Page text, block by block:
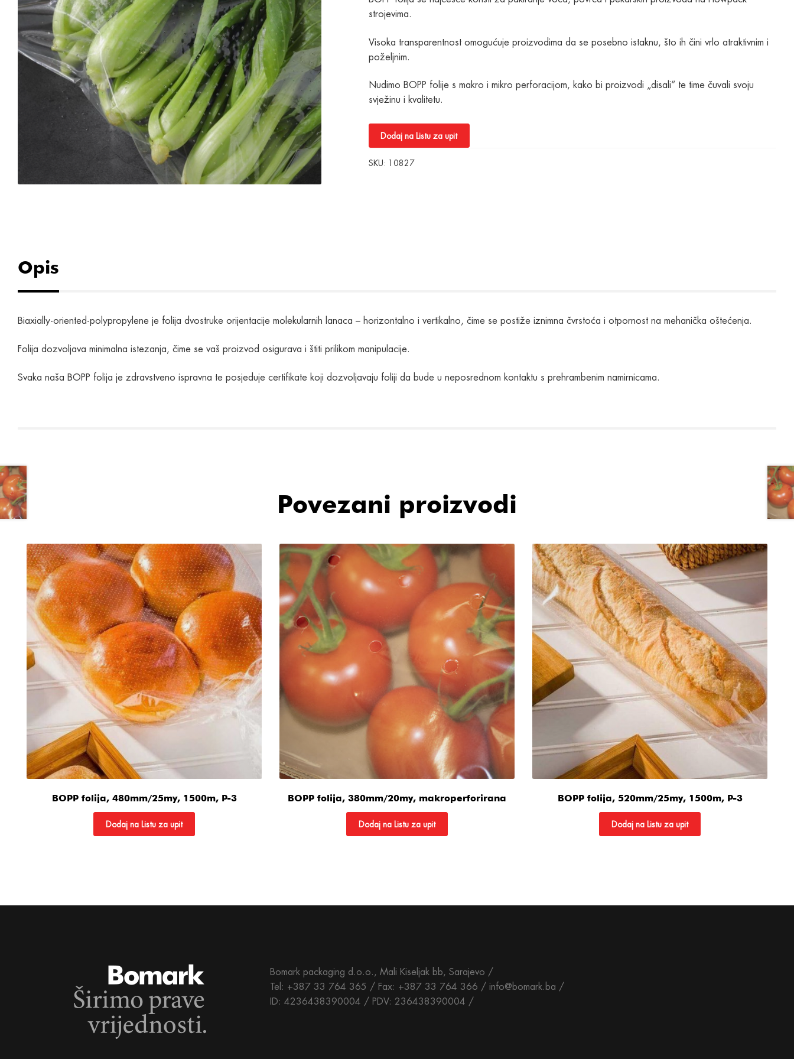
strojevima.
Visoka transparentnost omogućuje proizvodima da se posebno istaknu, što ih čini vrlo atraktivnim i
poželjnim.
Nudimo BOPP folije s makro i mikro perforacijom, kako bi proizvodi „disali“ te time čuvali svoju
svježinu i kvalitetu.
Dodaj na Listu za upit
SKU: 10827
Opis
Biaxially-oriented-polypropylene je folija dvostruke orijentacije molekularnih lanaca – horizontalno i vertikalno, čime se postiže iznimna čvrstoća i otpornost na mehanička oštećenja.
Folija dozvoljava minimalna istezanja, čime se vaš proizvod osigurava i štiti prilikom manipulacije.
Svaka naša BOPP folija je zdravstveno ispravna te posjeduje certifikate koji dozvoljavaju foliji da bude u neposrednom kontaktu s prehrambenim namirnicama.
Povezani proizvodi
BOPP folija, 480mm/25my, 1500m, P-3
Dodaj na Listu za upit
BOPP folija, 380mm/20my, makroperforirana
Dodaj na Listu za upit
BOPP folija, 520mm/25my, 1500m, P-3
Dodaj na Listu za upit
Bomark packaging d.o.o., Mali Kiseljak bb, Sarajevo /
Tel: +387 33 764 365 / Fax: +387 33 764 366 / info@bomark.ba /
ID: 4236438390004 / PDV: 236438390004 /